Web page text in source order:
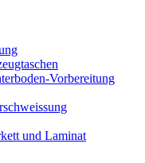
Vorbereitung
und Laminat